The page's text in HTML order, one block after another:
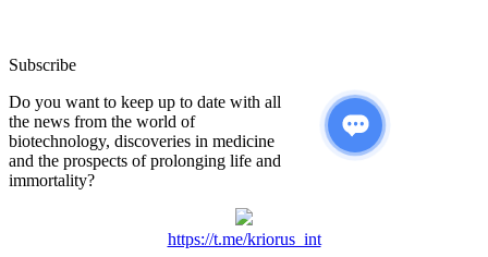
Subscribe
Do you want to keep up to date with all
the news from the world of
biotechnology, discoveries in medicine
and the prospects of prolonging life and
immortality?
https://t.me/kriorus_int